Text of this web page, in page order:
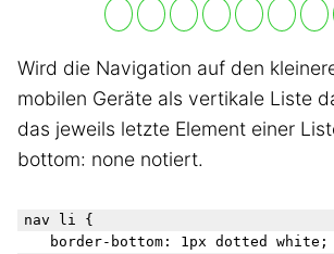
Wird die Navigation auf den
mobilen Geräte als vertikale Liste
das jeweils letzte Element einer
bottom: none notiert.
nav li {